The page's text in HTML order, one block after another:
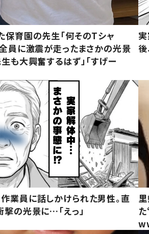
保育園の先生「何そのTシャ
員に激震が走ったまさかの光景
も大興奮するはず」「すげー
業員に話しかけられた男性。直
撃の光景に…「えっ」